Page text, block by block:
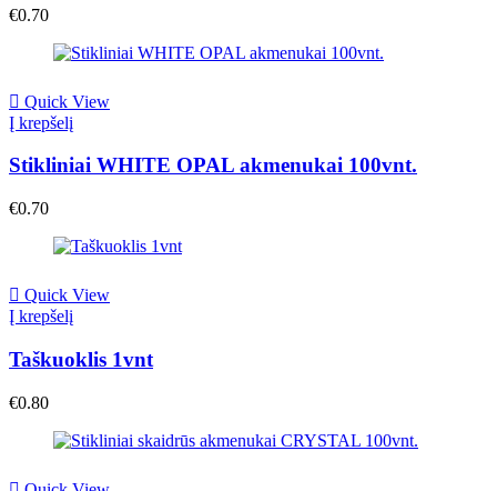
€0.70
Quick View
Į krepšelį
Stikliniai WHITE OPAL akmenukai 100vnt.
€0.70
Quick View
Į krepšelį
Taškuoklis 1vnt
€0.80